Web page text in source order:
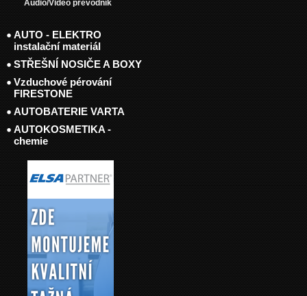
Audio/Video převodník
AUTO - ELEKTRO
instalační materiál
STŘEŠNÍ NOSIČE A BOXY
Vzduchové pérování
FIRESTONE
AUTOBATERIE VARTA
AUTOKOSMETIKA -
chemie